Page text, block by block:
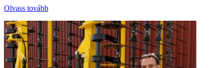
Olvass tovább